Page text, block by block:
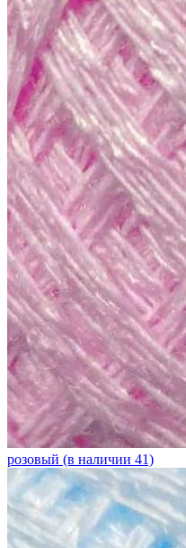
розовый (в наличии 41)